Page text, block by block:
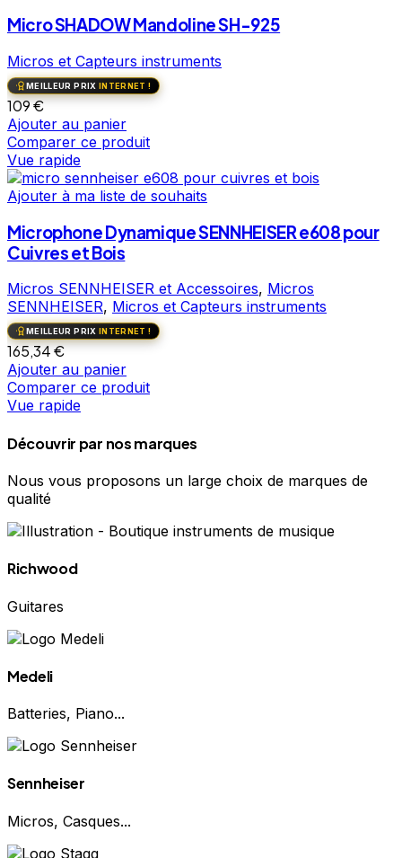
Micro SHADOW Mandoline SH-925
Micros et Capteurs instruments
MEILLEUR PRIX INTERNET !
109€
Ajouter au panier
Comparer ce produit
Vue rapide
Ajouter à ma liste de souhaits
Microphone Dynamique SENNHEISER e608 pour
Cuivres et Bois
Micros SENNHEISER et Accessoires, Micros
SENNHEISER, Micros et Capteurs instruments
MEILLEUR PRIX INTERNET !
165,34€
Ajouter au panier
Comparer ce produit
Vue rapide
Découvrir par nos marques
Nous vous proposons un large choix de marques de
qualité
Richwood
Guitares
Medeli
Batteries, Piano...
Sennheiser
Micros, Casques...